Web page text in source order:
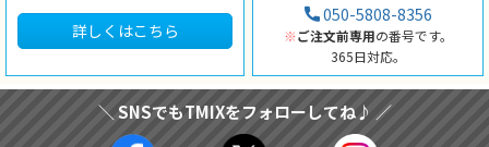
詳しくはこちら
050-5808-8356
※ご注文前専用の番号です。
365日対応。
＼ SNSでもTMIXをフォローしてね♪ ／